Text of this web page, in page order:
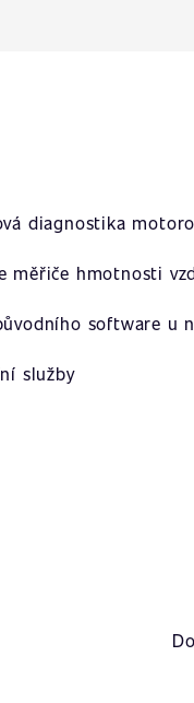
diagnostika
měřiče hmotnosti
software u
služby